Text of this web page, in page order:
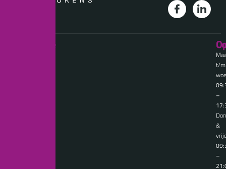
Informatie
t/m
–
&
–